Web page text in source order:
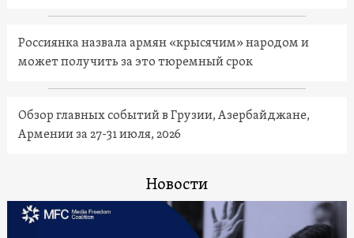
Россиянка назвала армян «крысячим» народом и
может получить за это тюремный срок
Обзор главных событий в Грузии, Азербайджане,
Армении за 27-31 июля, 2026
Новости